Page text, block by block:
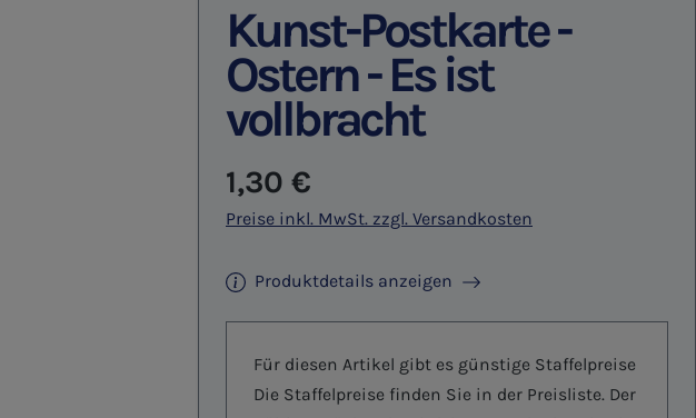
Kunst-Postkarte -
Ostern - Es ist
vollbracht
Regulärer Preis:
1,30 €
Preise inkl. MwSt. zzgl. Versandkosten
Produktdetails anzeigen
Für diesen Artikel gibt es günstige Staffelpreise
Die Staffelpreise finden Sie in der Preisliste. Der